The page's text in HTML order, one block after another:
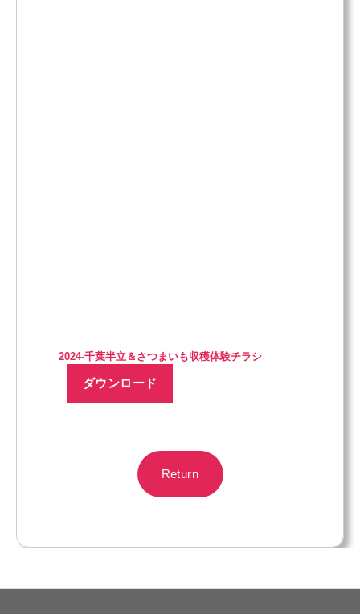
2024-千葉半立＆さつまいも収穫体験チラシ
ダウンロード
Return